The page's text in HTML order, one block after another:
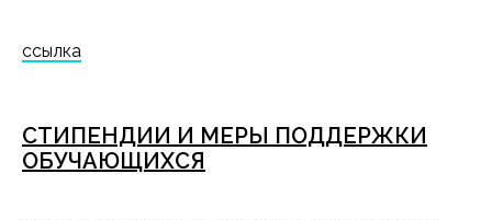
ссылка
СТИПЕНДИИ И МЕРЫ ПОДДЕРЖКИ
ОБУЧАЮЩИХСЯ